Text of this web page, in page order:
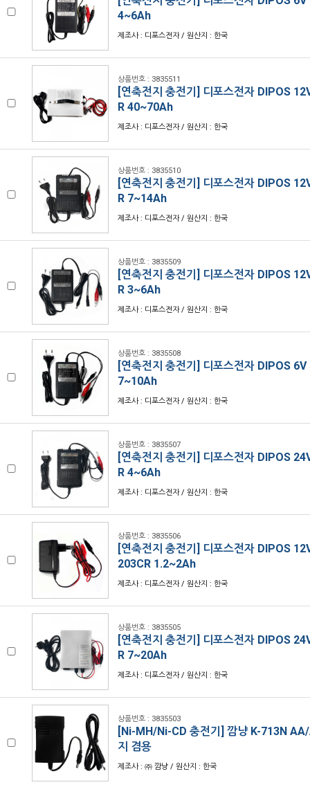
4~6Ah
제조사 : 디포스전자 / 원산지 : 한국
상품번호 : 3835511
[연축전지 충전기] 디포스전자 DIPOS
R 40~70Ah
제조사 : 디포스전자 / 원산지 : 한국
상품번호 : 3835510
[연축전지 충전기] 디포스전자 DIPOS
R 7~14Ah
제조사 : 디포스전자 / 원산지 : 한국
상품번호 : 3835509
[연축전지 충전기] 디포스전자 DIPOS
R 3~6Ah
제조사 : 디포스전자 / 원산지 : 한국
상품번호 : 3835508
[연축전지 충전기] 디포스전자 DIPOS
7~10Ah
제조사 : 디포스전자 / 원산지 : 한국
상품번호 : 3835507
[연축전지 충전기] 디포스전자 DIPOS
R 4~6Ah
제조사 : 디포스전자 / 원산지 : 한국
상품번호 : 3835506
[연축전지 충전기] 디포스전자 DIPOS
203CR 1.2~2Ah
제조사 : 디포스전자 / 원산지 : 한국
상품번호 : 3835505
[연축전지 충전기] 디포스전자 DIPOS
R 7~20Ah
제조사 : 디포스전자 / 원산지 : 한국
상품번호 : 3835503
[Ni-MH/Ni-CD 충전기] 깜냥 K-713N
지 겸용
제조사 : ㈜ 깜냥 / 원산지 : 한국